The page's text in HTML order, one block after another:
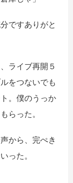
ですありがと
ライブ再開５
をつないでも
。僕のうっか
らった。
から、完ぺき
った。